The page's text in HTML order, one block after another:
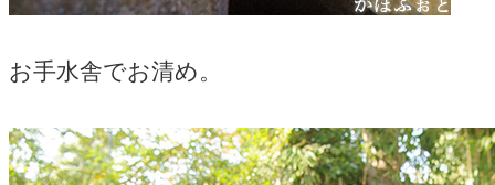
お手水舎でお清め。